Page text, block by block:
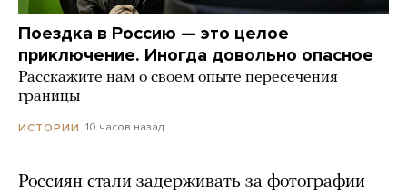
Поездка в Россию — это целое
приключение. Иногда довольно опасное
Расскажите нам о своем опыте пересечения
границы
ИСТОРИИ 10 часов назад
Россиян стали задерживать за фотографии